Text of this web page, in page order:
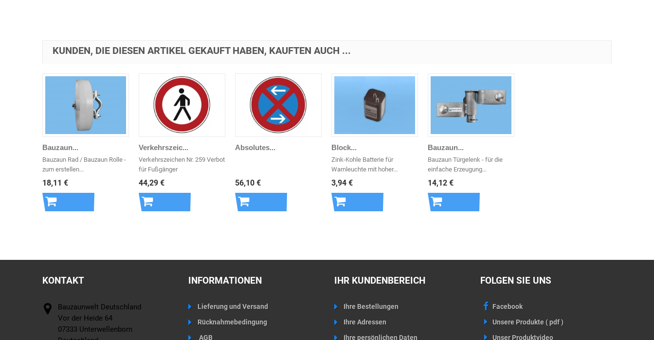
KUNDEN, DIE DIESEN ARTIKEL GEKAUFT HABEN, KAUFTEN AUCH ...
Bauzaun...
Bauzaun Rad / Bauzaun Rolle -
zum erstellen...
18,11 €
Verkehrszeic...
Verkehrszeichen Nr. 259 Verbot
für Fußgänger
44,29 €
Absolutes...
56,10 €
Block...
Zink-Kohle Batterie für
Warnleuchte mit hoher...
3,94 €
Bauzaun...
Bauzaun Türgelenk - für die
einfache Erzeugung...
14,12 €
KONTAKT
Bauzaunwelt Deutschland
Vor der Heide 64
07333 Unterwellenborn
INFORMATIONEN
Lieferung und Versand
Rücknahmebedingung
AGB
IHR KUNDENBEREICH
Ihre Bestellungen
Ihre Adressen
Ihre persönlichen Daten
FOLGEN SIE UNS
Facebook
Unsere Produkte ( pdf )
Unser Produktvideo